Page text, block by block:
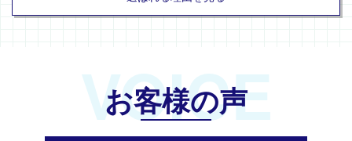
VOICE
お客様の声